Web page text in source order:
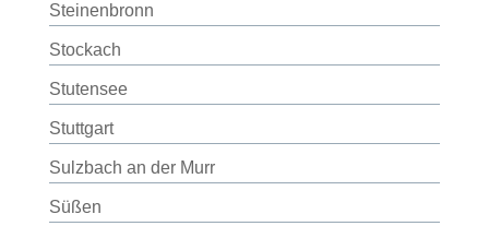
Steinenbronn
Stockach
Stutensee
Stuttgart
Sulzbach an der Murr
Süßen